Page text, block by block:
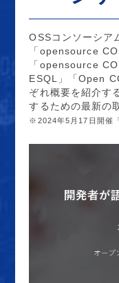
OSSコンソーシア
「opensource
「opensource
ESQL」「Open
ぞれ概要を紹介す
するための最新の
※2024年5月17日開催